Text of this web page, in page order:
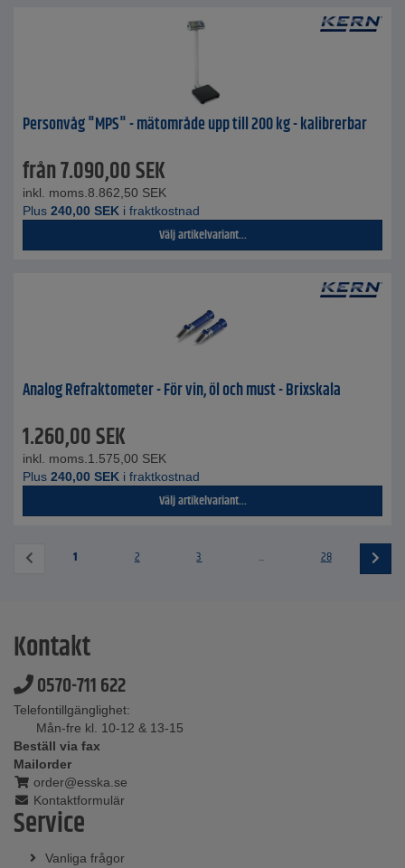
Personvåg "MPS" - mätområde upp till 200 kg - kalibrerbar
från7.090,00SEK
inkl. moms. 8.862,50 SEK
Plus 240,00 SEK i fraktkostnad
Välj artikelvariant...
Analog Refraktometer - För vin, öl och must - Brixskala
1.260,00SEK
inkl. moms. 1.575,00 SEK
Plus 240,00 SEK i fraktkostnad
Välj artikelvariant...
1 2 3 ... 28
Kontakt
0570-711 622
Telefontillgänglighet:
Mån-fre kl. 10-12 & 13-15
Beställ via fax
Mailorder
order@esska.se
Kontaktformulär
Service
Vanliga frågor